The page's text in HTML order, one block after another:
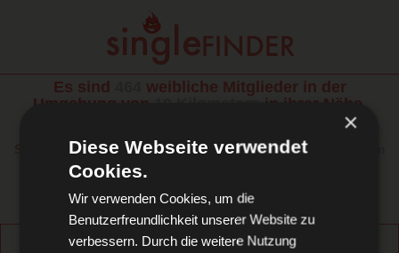
Es sind
weibliche Mitglieder in der
Umgebung von
in ihrer Nähe.
Sie haben Glück, in den nächsten12 Minuten und 40 Sekunden
ist die Registrierung für Männer
Doch bevor Sie starten, beantworten Sie bitte diese einfachen
Fragen:
×
Diese Webseite verwendet
Cookies.
Wir verwenden Cookies, um die
Benutzerfreundlichkeit unserer Website zu
verbessern. Durch die weitere Nutzung